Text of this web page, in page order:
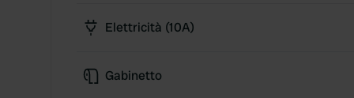
Elettricità (10A)
Gabinetto